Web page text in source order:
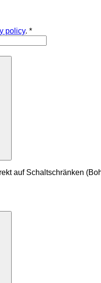
policy. *
auf Schaltschränken